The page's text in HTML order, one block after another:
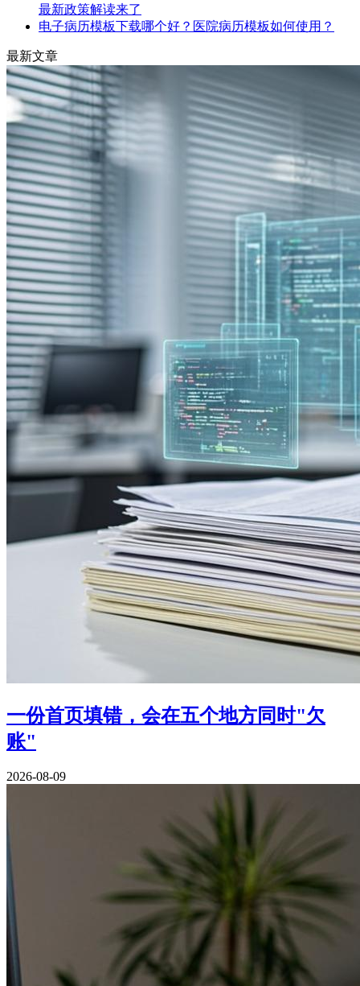
最新政策解读来了
电子病历模板下载哪个好？医院病历模板如何使用？
最新文章
一份首页填错，会在五个地方同时"欠
账"
2026-08-09